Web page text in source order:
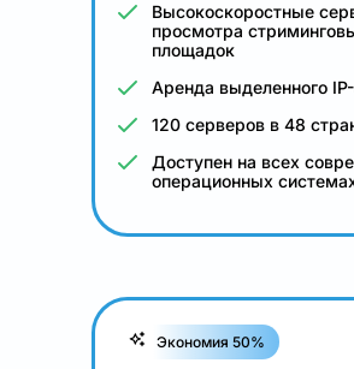
Высокоскоростные
просмотра
площадок
Аренда выделенного
120 серверов в 48
Доступен на всех
операционных
Экономия 50%